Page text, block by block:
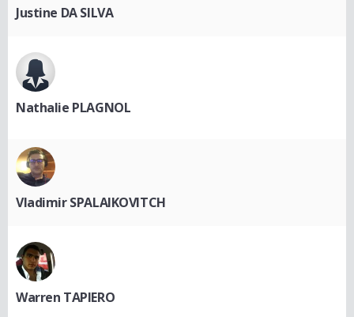
Justine DA SILVA
Nathalie PLAGNOL
Vladimir SPALAIKOVITCH
Warren TAPIERO